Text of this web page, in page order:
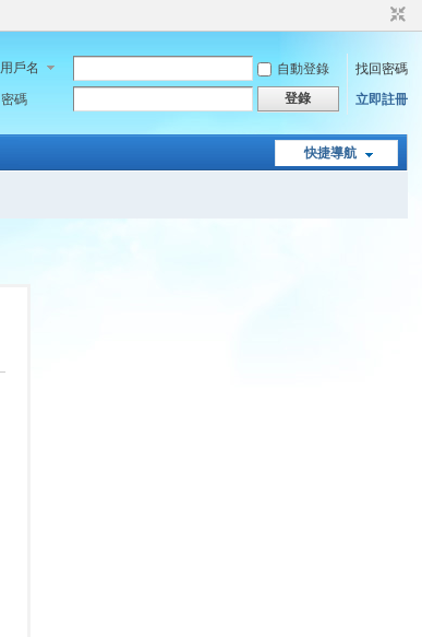
用戶名 自動登錄
找回密碼
密碼
登錄 立即註冊
快捷導航